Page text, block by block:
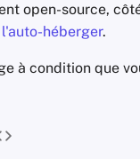
open-source,
l'auto-héberger.
à condition que